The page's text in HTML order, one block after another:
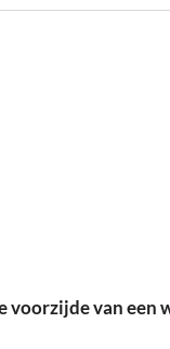
voorzijde van een